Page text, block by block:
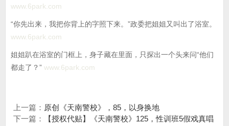
www.6park.com
“你先出来，我把你背上的字照下来。”政委把姐姐又叫出了浴室。
www.6park.com
姐姐趴在浴室的门框上，身子藏在里面，只探出一个头来问“他们
都走了？” www.6park.com
上一篇： 原创《天南警校》，85，以身换地
下一篇：
【授权代贴】《天南警校》125，性训班5假戏真唱